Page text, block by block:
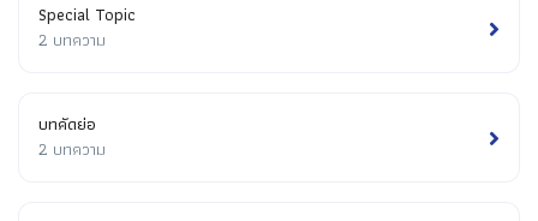
Special Topic
2 บทความ
บทคัดย่อ
2 บทความ